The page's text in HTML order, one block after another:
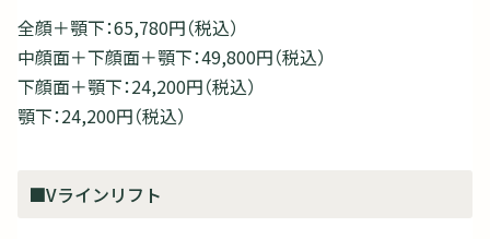
全顔＋顎下：65,780円（税込）
中顔面＋下顔面＋顎下：49,800円（税込）
下顔面＋顎下：24,200円（税込）
顎下：24,200円（税込）
■Vラインリフト